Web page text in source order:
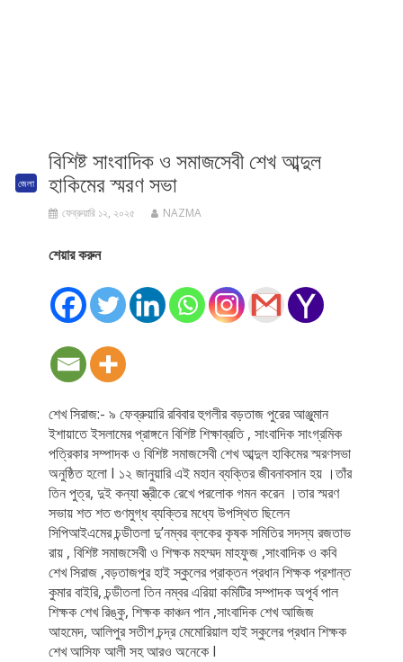
জেলা
বিশিষ্ট সাংবাদিক ও সমাজসেবী শেখ আব্দুল
হাকিমের স্মরণ সভা
ফেব্রুয়ারি ১২, ২০২৫ NAZMA
শেয়ার করুন
শেখ সিরাজ:- ৯ ফেব্রুয়ারি রবিবার হুগলীর বড়তাজ পুরের আঞ্জুমান
ইশায়াতে ইসলামের প্রাঙ্গনে বিশিষ্ট শিক্ষাব্রতি , সাংবাদিক সাংগ্রমিক
পত্রিকার সম্পাদক ও বিশিষ্ট সমাজসেবী শেখ আব্দুল হাকিমের স্মরণসভা
অনুষ্ঠিত হলো I ১২ জানুয়ারি এই মহান ব্যক্তির জীবনাবসান হয় ।তাঁর
তিন পুত্র, দুই কন্যা স্ত্রীকে রেখে পরলোক গমন করেন ।তার স্মরণ
সভায় শত শত গুণমুগ্ধ ব্যক্তির মধ্যে উপস্থিত ছিলেন
সিপিআইএমের চন্ডীতলা দু’নম্বর ব্লকের কৃষক সমিতির সদস্য রজতাভ
রায় , বিশিষ্ট সমাজসেবী ও শিক্ষক মহম্মদ মাহফুজ ,সাংবাদিক ও কবি
শেখ সিরাজ ,বড়তাজপুর হাই স্কুলের প্রাক্তন প্রধান শিক্ষক প্রশান্ত
কুমার বাইরি, চন্ডীতলা তিন নম্বর এরিয়া কমিটির সম্পাদক অপূর্ব পাল
শিক্ষক শেখ রিঙ্কু, শিক্ষক কাঞ্চন পান ,সাংবাদিক শেখ আজিজ
আহমেদ, আলিপুর সতীশ চন্দ্র মেমোরিয়াল হাই স্কুলের প্রধান শিক্ষক
শেখ আসিফ আলী সহ আরও অনেকে I